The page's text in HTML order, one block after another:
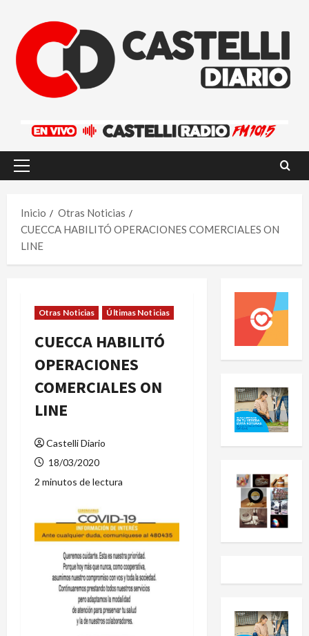
contenido
Menú
Inicio
Otras Noticias
CUECCA HABILITÓ OPERACIONES COMERCIALES ON
LINE
Otras Noticias Últimas Noticias
CUECCA HABILITÓ
OPERACIONES
COMERCIALES ON
LINE
Castelli Diario
18/03/2020
2 minutos de lectura